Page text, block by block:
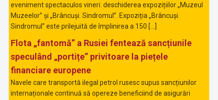
eveniment spectaculos vineri: deschiderea expozițiilor „Muzeul
Muzeelor” și „Brâncuși. Sindromul”. Expoziția „Brâncuși.
Sindromul” este prilejuită de împlinirea a 150 […]
Flota „fantomă” a Rusiei fentează sancțiunile
speculând „portițe” privitoare la piețele
financiare europene
Navele care transportă ilegal petrol rusesc supus sancțiunilor
internaționale continuă să opereze beneficiind de asigurări